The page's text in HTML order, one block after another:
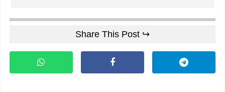
Share This Post ↪